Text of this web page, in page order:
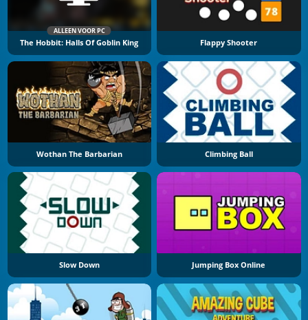
ALLEEN VOOR PC
The Hobbit: Halls Of Goblin King Flappy Shooter
Wothan The Barbarian Climbing Ball
Slow Down Jumping Box Online